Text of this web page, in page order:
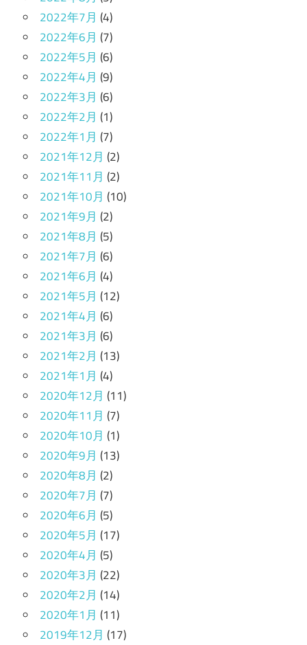
2022年7月 (4)
2022年6月 (7)
2022年5月 (6)
2022年4月 (9)
2022年3月 (6)
2022年2月 (1)
2022年1月 (7)
2021年12月 (2)
2021年11月 (2)
2021年10月 (10)
2021年9月 (2)
2021年8月 (5)
2021年7月 (6)
2021年6月 (4)
2021年5月 (12)
2021年4月 (6)
2021年3月 (6)
2021年2月 (13)
2021年1月 (4)
2020年12月 (11)
2020年11月 (7)
2020年10月 (1)
2020年9月 (13)
2020年8月 (2)
2020年7月 (7)
2020年6月 (5)
2020年5月 (17)
2020年4月 (5)
2020年3月 (22)
2020年2月 (14)
2020年1月 (11)
2019年12月 (17)